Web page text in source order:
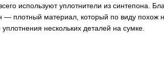
используют уплотнители из синтепона.
плотный материал, который по виду похож
нескольких деталей на сумке.